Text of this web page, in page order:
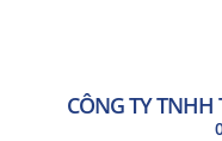
CÔNG TY